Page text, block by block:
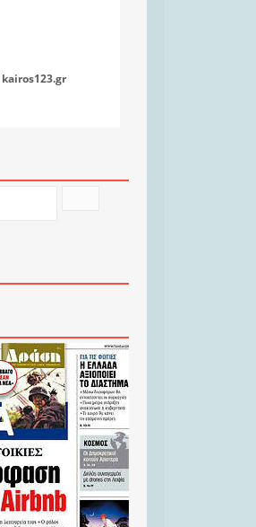
kairos123.gr